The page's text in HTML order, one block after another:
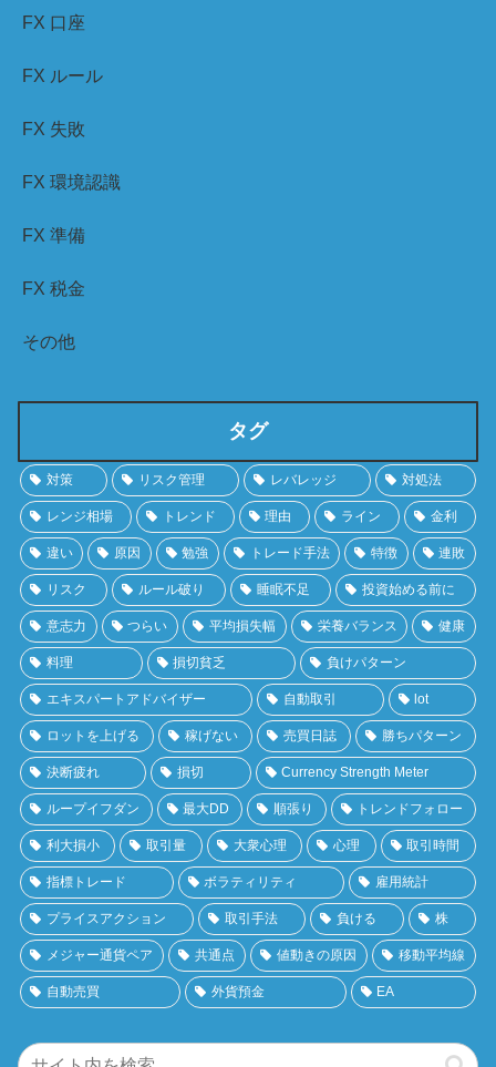
FX 口座
FX ルール
FX 失敗
FX 環境認識
FX 準備
FX 税金
その他
タグ
対策 リスク管理 レバレッジ 対処法
レンジ相場 トレンド 理由 ライン 金利
違い 原因 勉強 トレード手法 特徴 連敗
リスク ルール破り 睡眠不足 投資始める前に
意志力 つらい 平均損失幅 栄養バランス 健康
料理 損切貧乏 負けパターン
エキスパートアドバイザー 自動取引 lot
ロットを上げる 稼げない 売買日誌 勝ちパターン
決断疲れ 損切 Currency Strength Meter
ループイフダン 最大DD 順張り トレンドフォロー
利大損小 取引量 大衆心理 心理 取引時間
指標トレード ボラティリティ 雇用統計
プライスアクション 取引手法 負ける 株
メジャー通貨ペア 共通点 値動きの原因 移動平均線
自動売買 外貨預金 EA